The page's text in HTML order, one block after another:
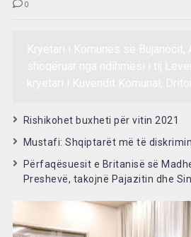
0
Rishikohet buxheti për vitin 2021
Mustafi: Shqiptarët më të
Përfaqësuesit e Britanisë së
Preshevë, takojnë Pajazitin dhe